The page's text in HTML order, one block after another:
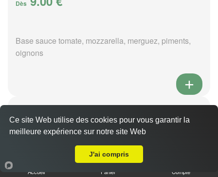
Dès
Base sauce tomate, mozzarella, merguez, piments,
oignons
Dès 9.00 €
Base sauce poivre, mozzarella, viande hachée,
Accueil Panier Compte
Ce site Web utilise des cookies pour vous garantir la
meilleure expérience sur notre site Web
J'ai compris